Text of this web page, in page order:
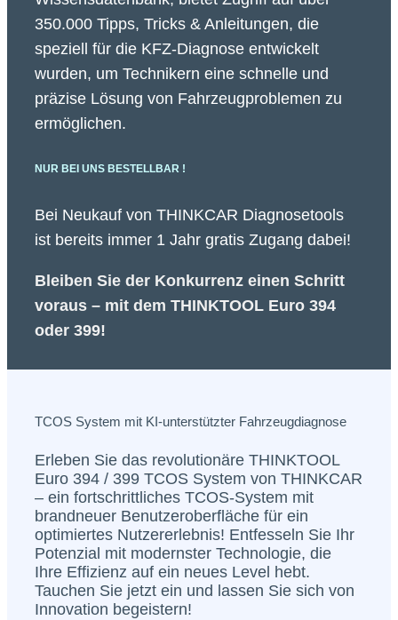
350.000 Tipps, Tricks & Anleitungen, die
speziell für die KFZ-Diagnose entwickelt
wurden, um Technikern eine schnelle und
präzise Lösung von Fahrzeugproblemen zu
ermöglichen.
NUR BEI UNS BESTELLBAR !
Bei Neukauf von THINKCAR Diagnosetools
ist bereits immer 1 Jahr gratis Zugang dabei!
Bleiben Sie der Konkurrenz einen Schritt
voraus – mit dem THINKTOOL Euro 394
oder 399!
TCOS System mit KI-unterstützter Fahrzeugdiagnose
Erleben Sie das revolutionäre THINKTOOL
Euro 394 / 399 TCOS System von THINKCAR
– ein fortschrittliches TCOS-System mit
brandneuer Benutzeroberfläche für ein
optimiertes Nutzererlebnis! Entfesseln Sie Ihr
Potenzial mit modernster Technologie, die
Ihre Effizienz auf ein neues Level hebt.
Tauchen Sie jetzt ein und lassen Sie sich von
Innovation begeistern!